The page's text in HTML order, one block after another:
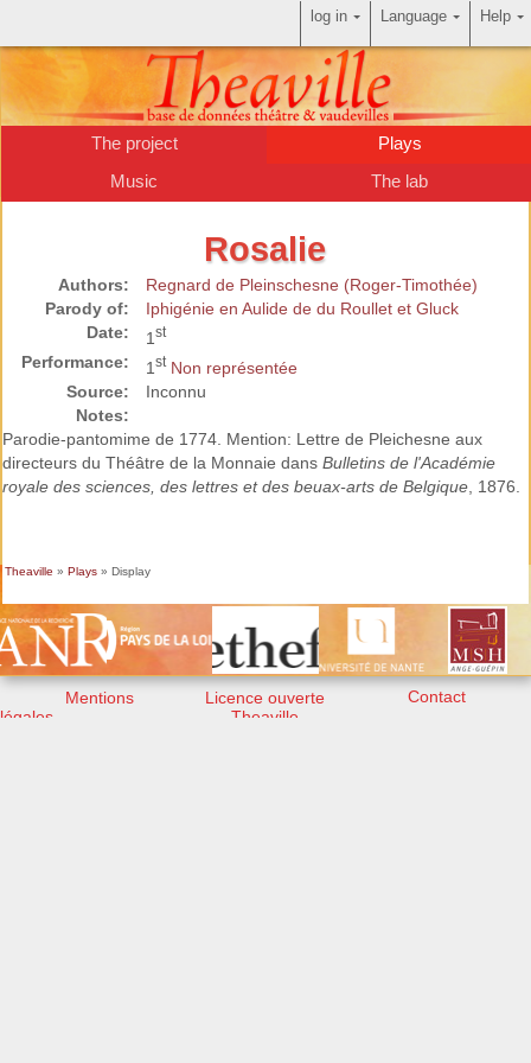
The project
Plays
Music
The lab
Rosalie
Authors:
Regnard de Pleinschesne (Roger-Timothée)
Parody of:
Iphigénie en Aulide de du Roullet et Gluck
Date:
1 st
Performance: 1 st Non représentée
Source:
Inconnu
Notes:
Parodie-pantomime de 1774. Mention: Lettre de Pleichesne aux
directeurs du Théâtre de la Monnaie dans Bulletins de l'Académie
royale des sciences, des lettres et des beuax-arts de Belgique, 1876.
Theaville » Plays» Display
Help
Language
log in
Mentions
légales
Licence ouverte
Theaville
Contact